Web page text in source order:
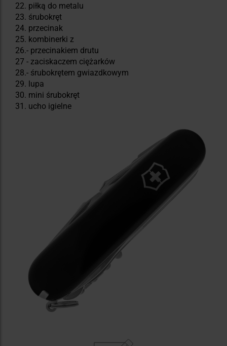
22. piłką do metalu
23. śrubokręt
24. przecinak
25. kombinerki z
26.- przecinakiem drutu
27 - zaciskaczem ciężarków
28.- śrubokrętem gwiazdkowym
29. lupa
30. mini śrubokręt
31. ucho igielne